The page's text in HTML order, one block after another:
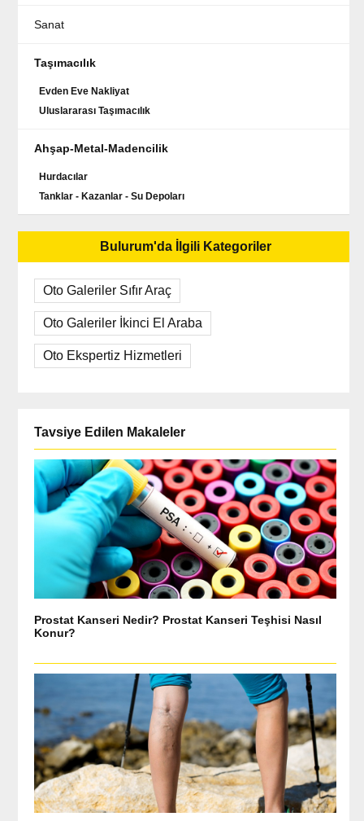
Sanat
Taşımacılık
Evden Eve Nakliyat
Uluslararası Taşımacılık
Ahşap-Metal-Madencilik
Hurdacılar
Tanklar - Kazanlar - Su Depoları
Bulurum'da İlgili Kategoriler
Oto Galeriler Sıfır Araç
Oto Galeriler İkinci El Araba
Oto Ekspertiz Hizmetleri
Tavsiye Edilen Makaleler
Prostat Kanseri Nedir? Prostat Kanseri Teşhisi Nasıl
Konur?